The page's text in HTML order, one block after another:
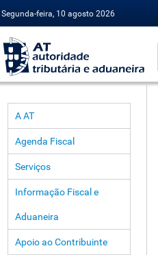
Segunda-feira, 10 agosto 2026
A AT
Agenda Fiscal
Serviços
Informação Fiscal e
Aduaneira
Apoio ao Contribuinte